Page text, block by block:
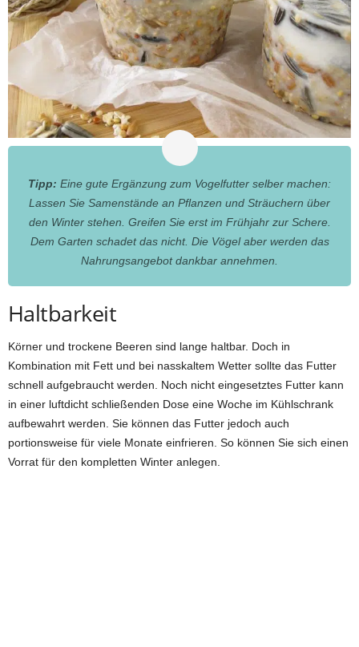
Tipp: Eine gute Ergänzung zum Vogelfutter selber machen:
Lassen Sie Samenstände an Pflanzen und Sträuchern über
den Winter stehen. Greifen Sie erst im Frühjahr zur Schere.
Dem Garten schadet das nicht. Die Vögel aber werden das
Nahrungsangebot dankbar annehmen.
Haltbarkeit
Körner und trockene Beeren sind lange haltbar. Doch in
Kombination mit Fett und bei nasskaltem Wetter sollte das Futter
schnell aufgebraucht werden. Noch nicht eingesetztes Futter kann
in einer luftdicht schließenden Dose eine Woche im Kühlschrank
aufbewahrt werden. Sie können das Futter jedoch auch
portionsweise für viele Monate einfrieren. So können Sie sich einen
Vorrat für den kompletten Winter anlegen.